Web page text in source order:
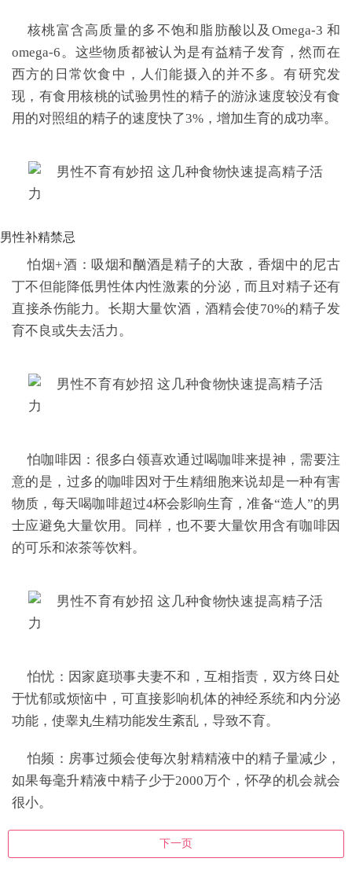
核桃富含高质量的多不饱和脂肪酸以及Omega-3 和
omega-6。这些物质都被认为是有益精子发育，然而在
西方的日常饮食中，人们能摄入的并不多。有研究发
现，有食用核桃的试验男性的精子的游泳速度较没有食
用的对照组的精子的速度快了3%，增加生育的成功率。
男性补精禁忌
怕烟+酒：吸烟和酗酒是精子的大敌，香烟中的尼古
丁不但能降低男性体内性激素的分泌，而且对精子还有
直接杀伤能力。长期大量饮酒，酒精会使70%的精子发
育不良或失去活力。
怕咖啡因：很多白领喜欢通过喝咖啡来提神，需要注
意的是，过多的咖啡因对于生精细胞来说却是一种有害
物质，每天喝咖啡超过4杯会影响生育，准备“造人”的男
士应避免大量饮用。同样，也不要大量饮用含有咖啡因
的可乐和浓茶等饮料。
怕忧：因家庭琐事夫妻不和，互相指责，双方终日处
于忧郁或烦恼中，可直接影响机体的神经系统和内分泌
功能，使睾丸生精功能发生紊乱，导致不育。
怕频：房事过频会使每次射精精液中的精子量减少，
如果每毫升精液中精子少于2000万个，怀孕的机会就会
很小。
下一页